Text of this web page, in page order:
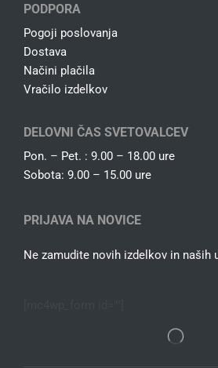
PODPORA
Pogoji poslovanja
Dostava
Načini plačila
Vračilo izdelkov
DELOVNI ČAS SVETOVALCEV
Pon. – Pet. : 9.00 – 18.00 ure
Sobota: 9.00 – 15.00 ure
PRIJAVA NA NOVICE
Ne zamudite novih izdelkov in naših